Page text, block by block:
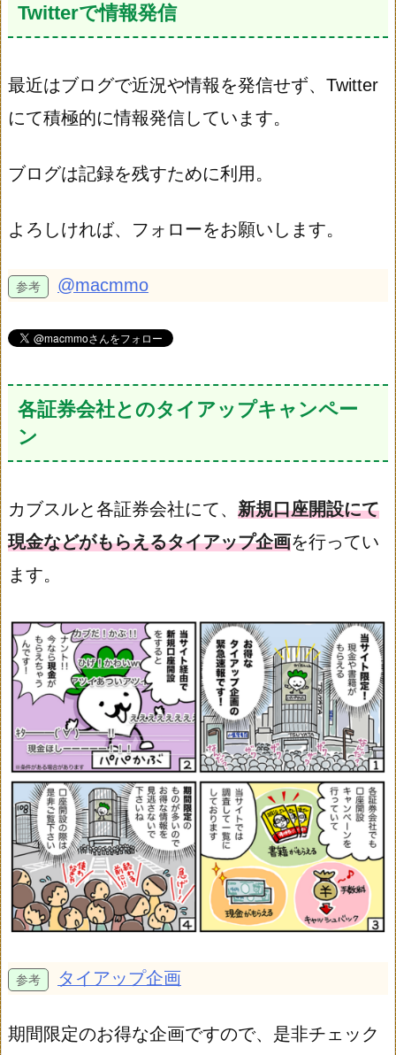
Twitterで情報発信
最近はブログで近況や情報を発信せず、Twitter
にて積極的に情報発信しています。
ブログは記録を残すために利用。
よろしければ、フォローをお願いします。
@macmmo
各証券会社とのタイアップキャンペー
ン
カブスルと各証券会社にて、 新規口座開設にて
現金などがもらえるタイアップ企画を行ってい
ます。
タイアップ企画
期間限定のお得な企画ですので、是非チェック